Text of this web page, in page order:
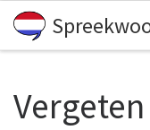
Skip to content
Vergeten